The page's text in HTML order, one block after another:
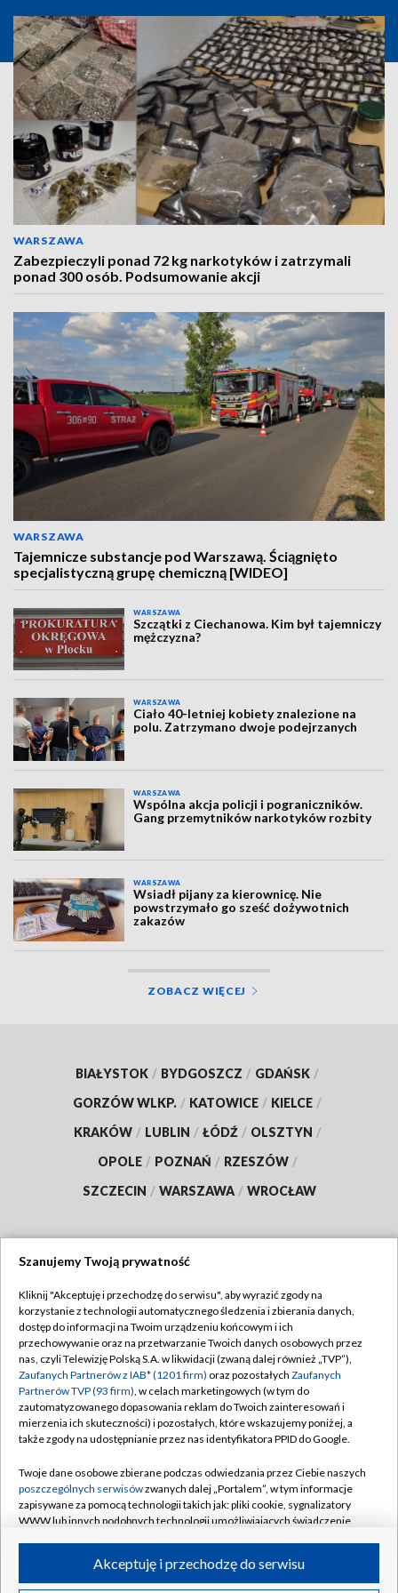
WARSZAWA
Zabezpieczyli ponad 72 kg narkotyków i zatrzymali
ponad 300 osób. Podsumowanie akcji
WARSZAWA
Tajemnicze substancje pod Warszawą. Ściągnięto
specjalistyczną grupę chemiczną [WIDEO]
WARSZAWA
Szczątki z Ciechanowa. Kim był tajemniczy
mężczyzna?
WARSZAWA
Ciało 40-letniej kobiety znalezione na
polu. Zatrzymano dwoje podejrzanych
WARSZAWA
Wspólna akcja policji i pograniczników.
Gang przemytników narkotyków rozbity
WARSZAWA
Wsiadł pijany za kierownicę. Nie
powstrzymało go sześć dożywotnich
zakazów
ZOBACZ WIĘCEJ
BIAŁYSTOK / BYDGOSZCZ / GDAŃSK /
GORZÓW WLKP. / KATOWICE / KIELCE /
KRAKÓW / LUBLIN / ŁÓDŹ / OLSZTYN /
OPOLE / POZNAŃ / RZESZÓW /
SZCZECIN / WARSZAWA / WROCŁAW
TVP
Abonament TVP
Emisja w TVP
Centrum informacji TVP
Naziemna Telewizja Cyfrowa
Rada Programowa
System NOS
Informacje o nadawcy
Program dla prasy
Regulamin TVP
Polityka prywatności
Moje zgody
Pomoc
Kontakt
Kanały
©2026 Telewizja Polska S.A. w likwidacji
Szanujemy Twoją prywatność
Kliknij "Akceptuję i przechodzę do serwisu", aby wyrazić zgody na
korzystanie z technologii automatycznego śledzenia i zbierania danych,
dostęp do informacji na Twoim urządzeniu końcowym i ich
przechowywanie oraz na przetwarzanie Twoich danych osobowych przez
nas, czyli Telewizję Polską S.A. w likwidacji (zwaną dalej również „TVP”),
Zaufanych Partnerów z IAB* (1201 firm) oraz pozostałych Zaufanych
Partnerów TVP (93 firm), w celach marketingowych (w tym do
zautomatyzowanego dopasowania reklam do Twoich zainteresowań i
mierzenia ich skuteczności) i pozostałych, które wskazujemy poniżej, a
także zgody na udostępnianie przez nas identyfikatora PPID do Google.
Twoje dane osobowe zbierane podczas odwiedzania przez Ciebie naszych
poszczególnych serwisówzwanych dalej „Portalem”, w tym informacje
zapisywane za pomocą technologii takich jak: pliki cookie, sygnalizatory
WWW lub innych podobnych technologii umożliwiających świadczenie
ruchu w Internecie.Akceptuję i przechodzę do serwisu